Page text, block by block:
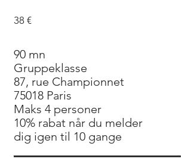
38 €
90 mn
Gruppeklasse
87, rue Championnet
75018 Paris
Maks 4 personer
10% rabat når du melder
dig igen til 10 gange